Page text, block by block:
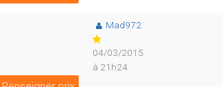
Mad972
04/03/2015
à 21h24